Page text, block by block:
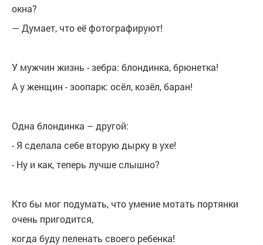
окна?
— Думает, что её фотографируют!
У мужчин жизнь - зебра: блондинка, брюнетка!
А у женщин - зоопарк: осёл, козёл, баран!
Одна блондинка – другой:
- Я сделала себе вторую дырку в ухе!
- Ну и как, теперь лучше слышно?
Кто бы мог подумать, что умение мотать портянки
очень пригодится,
когда буду пеленать своего ребенка!